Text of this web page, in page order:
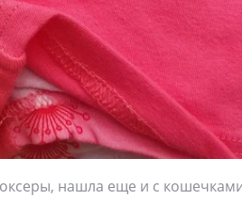
нашла еще и с